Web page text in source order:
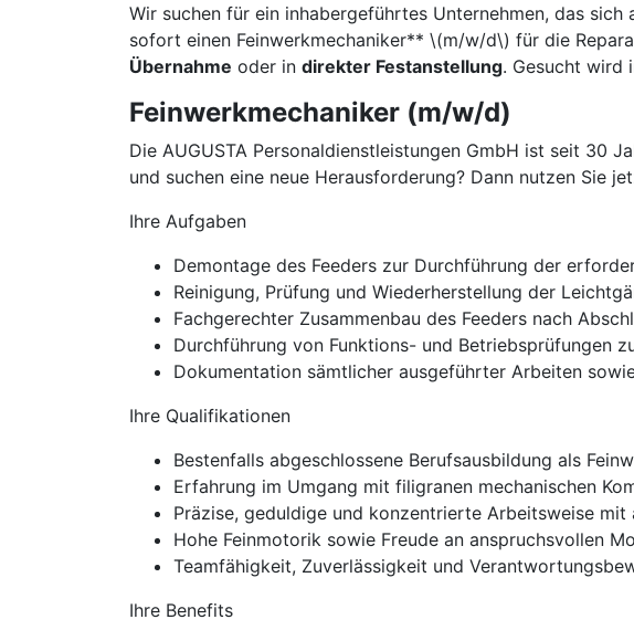
Wir suchen für ein inhabergeführtes Unternehmen, das
sofort einen Feinwerkmechaniker** \(m/w/d\) für die
Übernahme oder in direkter Festanstellung. Gesucht wird
Feinwerkmechaniker (m/w/d)
Die AUGUSTA Personaldienstleistungen GmbH ist seit 30
und suchen eine neue Herausforderung? Dann nutzen Sie
Ihre Aufgaben
Demontage des Feeders zur Durchführung der
Reinigung, Prüfung und Wiederherstellung der
Fachgerechter Zusammenbau des Feeders nach
Durchführung von Funktions- und Betriebsprüfungen
Dokumentation sämtlicher ausgeführter Arbeiten
Ihre Qualifikationen
Bestenfalls abgeschlossene Berufsausbildung als
Erfahrung im Umgang mit filigranen mechanischen
Präzise, geduldige und konzentrierte Arbeitsweise
Hohe Feinmotorik sowie Freude an anspruchsvollen
Teamfähigkeit, Zuverlässigkeit und
Ihre Benefits